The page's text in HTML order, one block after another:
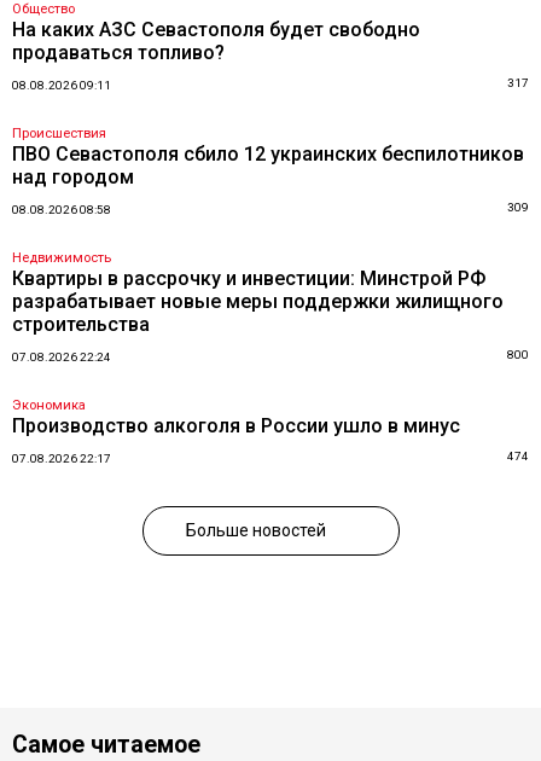
Общество
На каких АЗС Севастополя будет свободно
продаваться топливо?
08.08.2026 09:11 317
Происшествия
ПВО Севастополя сбило 12 украинских беспилотников
над городом
08.08.2026 08:58 309
Недвижимость
Квартиры в рассрочку и инвестиции: Минстрой РФ
разрабатывает новые меры поддержки жилищного
строительства
07.08.2026 22:24 800
Экономика
Производство алкоголя в России ушло в минус
07.08.2026 22:17 474
Больше новостей
Самое читаемое